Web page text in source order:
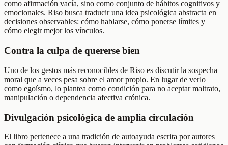
como afirmación vacía, sino como conjunto de hábitos cognitivos y
emocionales. Riso busca traducir una idea psicológica abstracta en
decisiones observables: cómo hablarse, cómo ponerse límites y
cómo elegir mejor los vínculos.
Contra la culpa de quererse bien
Uno de los gestos más reconocibles de Riso es discutir la sospecha
moral que a veces pesa sobre el amor propio. En lugar de verlo
como egoísmo, lo plantea como condición para no aceptar maltrato,
manipulación o dependencia afectiva crónica.
Divulgación psicológica de amplia circulación
El libro pertenece a una tradición de autoayuda escrita por autores